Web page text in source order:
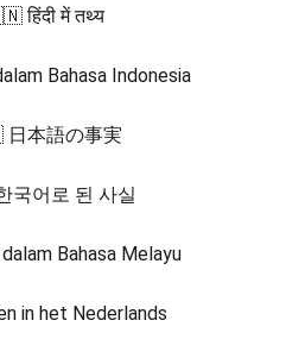
हिंदी में तथ्य
Bahasa Indonesia
本語の事実
어로 된 사실
Bahasa Melayu
in het Nederlands